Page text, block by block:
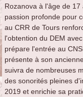
Rozanova à l'âge de
passion profonde pour
au CRR de Tours
l'obtention du DEM
prépare l'entrée au
présente à son
suivra de nombreuses
des sonorités pleines
2019 et enrichie sa